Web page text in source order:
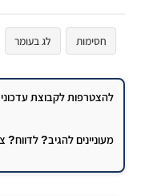
חסימות לג בעומר
להצטרפות לקבוצת
מעוניינים להגיב?